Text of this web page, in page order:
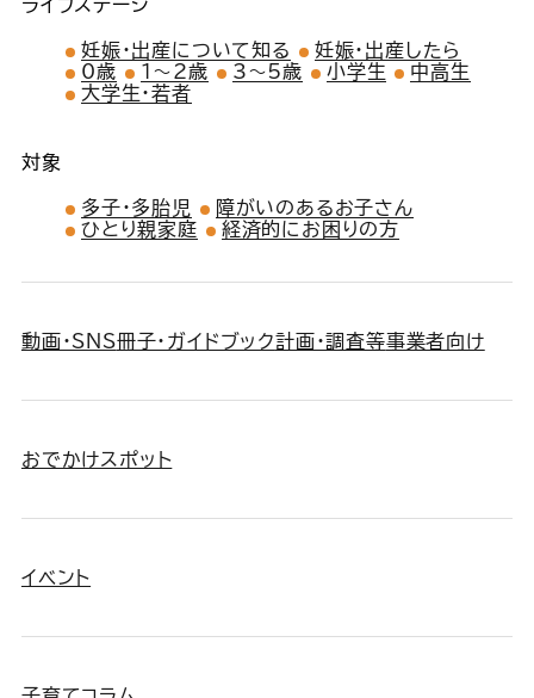
ライフステージ
妊娠・出産について知る
妊娠・出産したら
0歳
1〜2歳 3〜5歳 小学生
中高生
大学生・若者
対象
多子・多胎児
障がいのあるお子さん
ひとり親家庭
経済的にお困りの方
動画・SNS冊子・ガイドブック計画・調査等事業者向け
おでかけスポット
イベント